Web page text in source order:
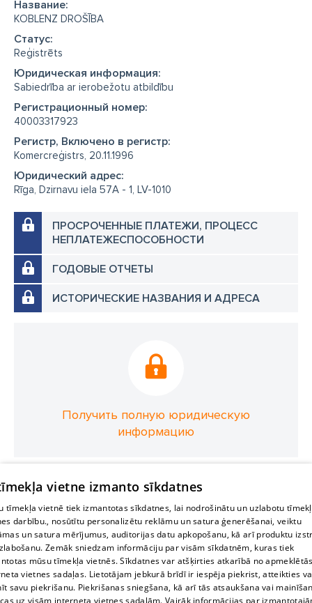
Название:
KOBLENZ DROŠĪBA
Cтатус:
Reģistrēts
Юридическая информация:
Sabiedrība ar ierobežotu atbildību
Регистрационный номер:
40003317923
Регистр, Включено в регистр:
Komercreģistrs, 20.11.1996
Юридический адрес:
Rīga, Dzirnavu iela 57A - 1, LV-1010
ПРОСРОЧЕННЫЕ ПЛАТЕЖИ, ПРОЦЕСС
НЕПЛАТЕЖЕСПОСОБНОСТИ
ГОДОВЫЕ ОТЧЕТЫ
ИСТОРИЧЕСКИЕ НАЗВАНИЯ И АДРЕСА
Получить полную юридическую
информацию
vietne izmanto sīkdatnes
tīmekļa vietnē tiek izmantotas sīkdatnes, lai nodrošinātu un uzlabotu
darbību., nosūtītu personalizētu reklāmu un satura ģenerēšanai, veiktu
un satura mērījumus, auditorijas datu apkopošanu, kā arī produktu
Zemāk sniedzam informāciju par visām sīkdatnēm, kuras tiek
mūsu tīmekļa vietnēs. Sīkdatnes var atšķirties atkarībā no
vietnes sadaļas. Lietotājam jebkurā brīdī ir iespēja piekrist, atteikties
savu piekrišanu. Piekrišanas sniegšana, kā arī tās atsaukšana vai
uz visām interneta vietnes sadaļām. Vairāk informācijas par